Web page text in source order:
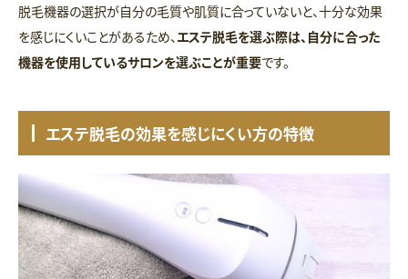
脱毛機器の選択が自分の毛質や肌質に合っていないと、十分な効果
を感じにくいことがあるため、 エステ脱毛を選ぶ際は、自分に合った
機器を使用しているサロンを選ぶことが重要です。
エステ脱毛の効果を感じにくい方の特徴